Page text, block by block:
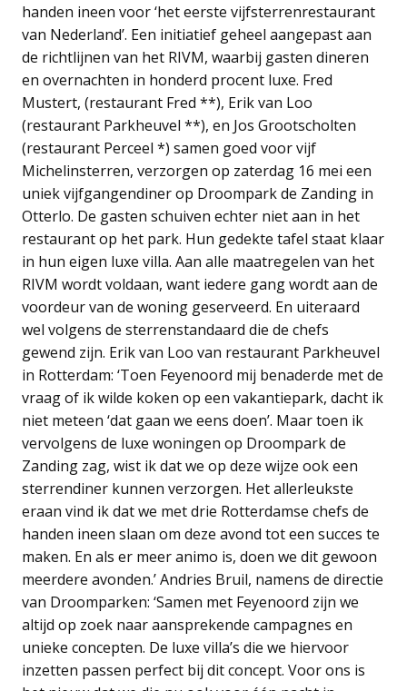
handen ineen voor ‘het eerste vijfsterrenrestaurant
van Nederland’. Een initiatief geheel aangepast aan
de richtlijnen van het RIVM, waarbij gasten dineren
en overnachten in honderd procent luxe. Fred
Mustert, (restaurant Fred **), Erik van Loo
(restaurant Parkheuvel **), en Jos Grootscholten
(restaurant Perceel *) samen goed voor vijf
Michelinsterren, verzorgen op zaterdag 16 mei een
uniek vijfgangendiner op Droompark de Zanding in
Otterlo. De gasten schuiven echter niet aan in het
restaurant op het park. Hun gedekte tafel staat klaar
in hun eigen luxe villa. Aan alle maatregelen van het
RIVM wordt voldaan, want iedere gang wordt aan de
voordeur van de woning geserveerd. En uiteraard
wel volgens de sterrenstandaard die de chefs
gewend zijn. Erik van Loo van restaurant Parkheuvel
in Rotterdam: ‘Toen Feyenoord mij benaderde met de
vraag of ik wilde koken op een vakantiepark, dacht ik
niet meteen ‘dat gaan we eens doen’. Maar toen ik
vervolgens de luxe woningen op Droompark de
Zanding zag, wist ik dat we op deze wijze ook een
sterrendiner kunnen verzorgen. Het allerleukste
eraan vind ik dat we met drie Rotterdamse chefs de
handen ineen slaan om deze avond tot een succes te
maken. En als er meer animo is, doen we dit gewoon
meerdere avonden.’ Andries Bruil, namens de directie
van Droomparken: ‘Samen met Feyenoord zijn we
altijd op zoek naar aansprekende campagnes en
unieke concepten. De luxe villa’s die we hiervoor
inzetten passen perfect bij dit concept. Voor ons is